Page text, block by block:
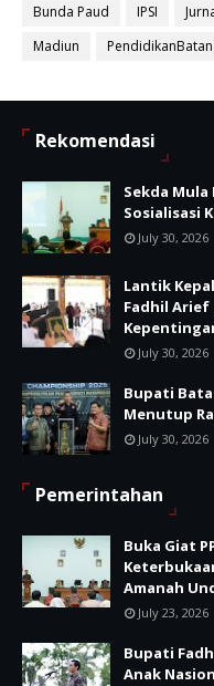
Bunda Paud
IPSI
Madiun
Rekomendasi
Sekda Mula
Sosialisasi
July 30, 2026
Lantik
Fadhil Arief
July 30, 2026
Bupati
Menutup
July 30, 2026
Pemerintahan
Buka Giat
Amanah
July 23, 2026
Bupati
Anak